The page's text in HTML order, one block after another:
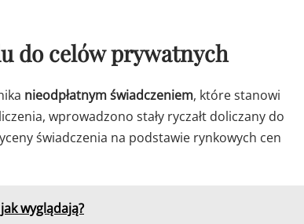
do celów prywatnych
nieodpłatnym świadczeniem, które stanowi
wprowadzono stały ryczałt doliczany do
świadczenia na podstawie rynkowych cen
wyglądają?